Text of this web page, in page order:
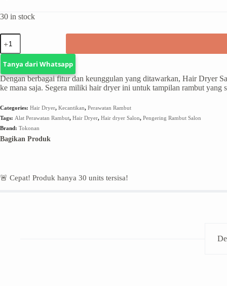
30 in stock
Tanya dari Whatsapp
Dengan berbagai fitur dan keunggulan yang ditawarkan, Hair Dryer
ke mana saja. Segera miliki hair dryer ini untuk tampilan rambut yang
Categories: Hair Dryer, Kecantikan, Perawatan Rambut
Tags: Alat Perawatan Rambut, Hair Dryer, Hair dryer Salon, Pengering Rambut Salon
Brand: Tokonan
Bagikan Produk
🚨 Cepat! Produk hanya 30 units tersisa!